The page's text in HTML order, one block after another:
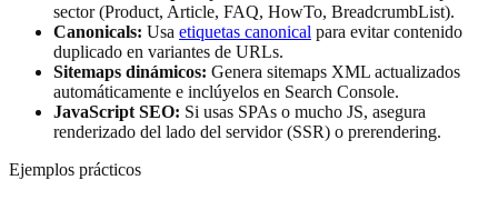
sector (Product, Article, FAQ, HowTo, BreadcrumbList).
Canonicals: Usa etiquetas canonical para evitar contenido
duplicado en variantes de URLs.
Sitemaps dinámicos: Genera sitemaps XML actualizados
automáticamente e inclúyelos en Search Console.
JavaScript SEO: Si usas SPAs o mucho JS, asegura
renderizado del lado del servidor (SSR) o prerendering.
Ejemplos prácticos